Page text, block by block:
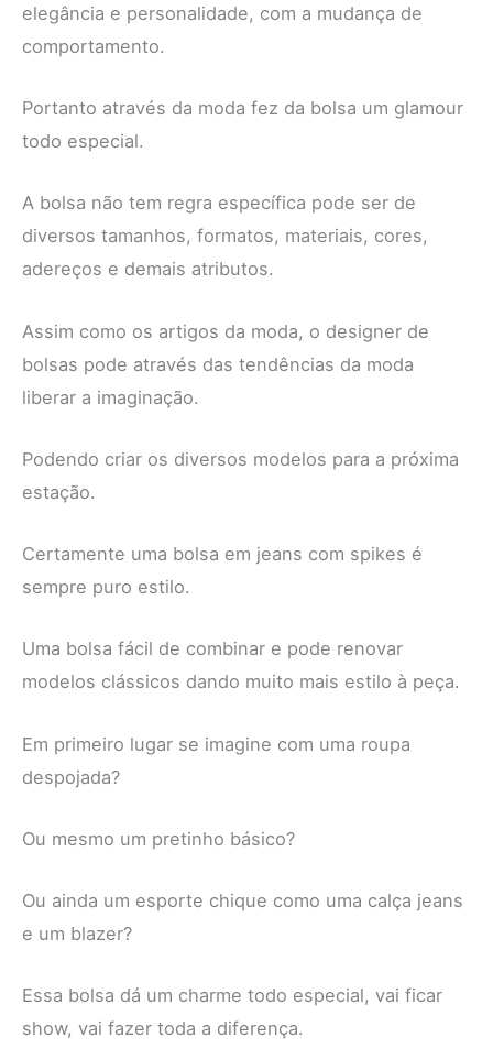
elegância e personalidade, com a mudança de
comportamento.
Portanto através da moda fez da bolsa um glamour
todo especial.
A bolsa não tem regra específica pode ser de
diversos tamanhos, formatos, materiais, cores,
adereços e demais atributos.
Assim como os artigos da moda, o designer de
bolsas pode através das tendências da moda
liberar a imaginação.
Podendo criar os diversos modelos para a próxima
estação.
Certamente uma bolsa em jeans com spikes é
sempre puro estilo.
Uma bolsa fácil de combinar e pode renovar
modelos clássicos dando muito mais estilo à peça.
Em primeiro lugar se imagine com uma roupa
despojada?
Ou mesmo um pretinho básico?
Ou ainda um esporte chique como uma calça jeans
e um blazer?
Essa bolsa dá um charme todo especial, vai ficar
show, vai fazer toda a diferença.